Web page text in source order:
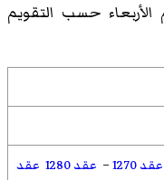
حسب التقويم
عقد 1270 – عقد 1280
عقد